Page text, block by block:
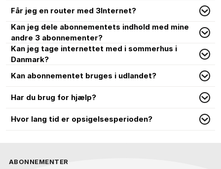
Får jeg en router med 3Internet?
Kan jeg dele abonnementets indhold med mine
andre 3 abonnementer?
Kan jeg tage internettet med i sommerhus i
Danmark?
Kan abonnementet bruges i udlandet?
Har du brug for hjælp?
Hvor lang tid er opsigelsesperioden?
ABONNEMENTER